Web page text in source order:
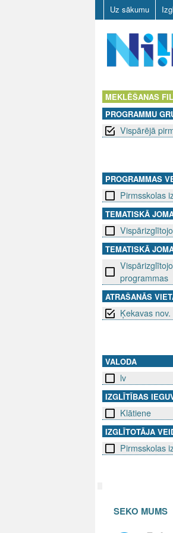
Uz sākumu
V
MEKLĒŠANAS
PROGRAMMU
Vispārējā
PROGRAMMAS
Pirmsskolas
TEMATISKĀ
TEMATISKĀ
programmas
ATRAŠANĀS
Ķekavas nov.
VALODA
lv
IZGLĪTĪBAS
Klātiene
IZGLĪTOTĀJA
Pirmsskolas
SEKO MUMS